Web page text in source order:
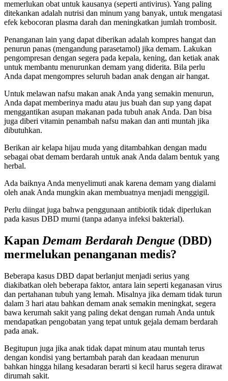
memerlukan obat untuk kausanya (seperti antivirus). Yang paling
ditekankan adalah nutrisi dan minum yang banyak, untuk mengatasi
efek kebocoran plasma darah dan meningkatkan jumlah trombosit.
Penanganan lain yang dapat diberikan adalah kompres hangat dan
penurun panas (mengandung parasetamol) jika demam. Lakukan
pengompresan dengan segera pada kepala, kening, dan ketiak anak
untuk membantu menurunkan demam yang diderita. Bila perlu
Anda dapat mengompres seluruh badan anak dengan air hangat.
Untuk melawan nafsu makan anak Anda yang semakin menurun,
Anda dapat memberinya madu atau jus buah dan sup yang dapat
menggantikan asupan makanan pada tubuh anak Anda. Dan bisa
juga diberi vitamin penambah nafsu makan dan anti muntah jika
dibutuhkan.
Berikan air kelapa hijau muda yang ditambahkan dengan madu
sebagai obat demam berdarah untuk anak Anda dalam bentuk yang
herbal.
Ada baiknya Anda menyelimuti anak karena demam yang dialami
oleh anak Anda mungkin akan membuatnya menjadi menggigil.
Perlu diingat juga bahwa penggunaan antibiotik tidak diperlukan
pada kasus DBD murni (tanpa adanya infeksi bakterial).
Kapan Demam Berdarah Dengue (DBD)
mermelukan penanganan medis?
Beberapa kasus DBD dapat berlanjut menjadi serius yang
diakibatkan oleh beberapa faktor, antara lain seperti keganasan virus
dan pertahanan tubuh yang lemah. Misalnya jika demam tidak turun
dalam 3 hari atau bahkan demam anak semakin meningkat, segera
bawa kerumah sakit yang paling dekat dengan rumah Anda untuk
mendapatkan pengobatan yang tepat untuk gejala demam berdarah
pada anak.
Begitupun juga jika anak tidak dapat minum atau muntah terus
dengan kondisi yang bertambah parah dan keadaan menurun
bahkan hingga hilang kesadaran berarti si kecil harus segera dirawat
dirumah sakit.